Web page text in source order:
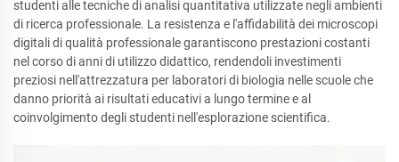
studenti alle tecniche di analisi quantitativa utilizzate negli ambienti
di ricerca professionale. La resistenza e l'affidabilità dei microscopi
digitali di qualità professionale garantiscono prestazioni costanti
nel corso di anni di utilizzo didattico, rendendoli investimenti
preziosi nell'attrezzatura per laboratori di biologia nelle scuole che
danno priorità ai risultati educativi a lungo termine e al
coinvolgimento degli studenti nell'esplorazione scientifica.